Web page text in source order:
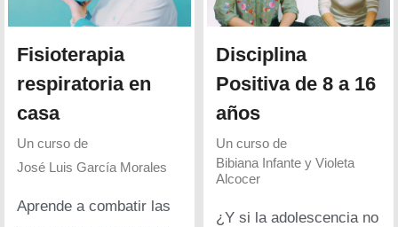
Fisioterapia
respiratoria en
casa
Un curso de
José Luis García Morales
Aprende a combatir las
Disciplina
Positiva de 8 a 16
años
Un curso de
Bibiana Infante y Violeta
Alcocer
¿Y si la adolescencia no